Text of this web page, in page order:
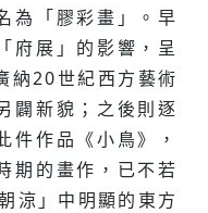
為「膠彩畫」。早
府展」的影響，呈
納20世紀西方藝術
闢新貌；之後則逐
件作品《小鳥》，
期的畫作，已不若
涼」中明顯的東方